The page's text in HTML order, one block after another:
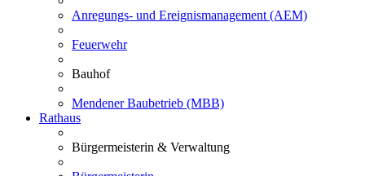
Anregungs- und Ereignismanagement (AEM)
Feuerwehr
Bauhof
Mendener Baubetrieb (MBB)
Rathaus
Bürgermeisterin & Verwaltung